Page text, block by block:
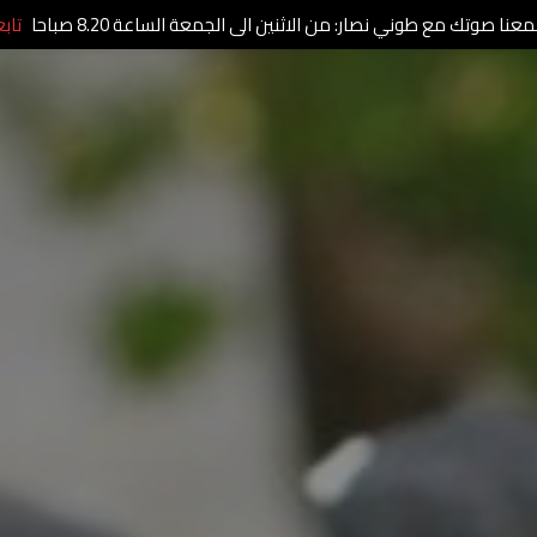
صوتك مع طوني نصار: من الاثنين الى الجمعة الساعة 8.20 صباحا